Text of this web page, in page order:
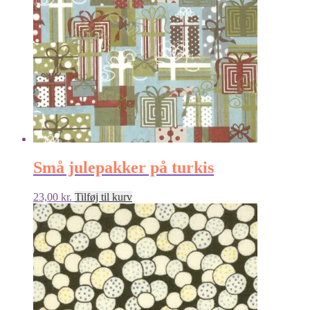
Små julepakker på turkis
23,00 kr. Tilføj til kurv